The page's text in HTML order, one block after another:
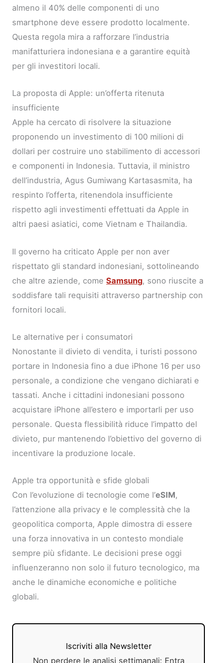
almeno il 40% delle componenti di uno
smartphone deve essere prodotto localmente.
Questa regola mira a rafforzare l’industria
manifatturiera indonesiana e a garantire equità
per gli investitori locali.
La proposta di Apple: un’offerta ritenuta
insufficiente
Apple ha cercato di risolvere la situazione
proponendo un investimento di 100 milioni di
dollari per costruire uno stabilimento di accessori
e componenti in Indonesia. Tuttavia, il ministro
dell’industria, Agus Gumiwang Kartasasmita, ha
respinto l’offerta, ritenendola insufficiente
rispetto agli investimenti effettuati da Apple in
altri paesi asiatici, come Vietnam e Thailandia.
Il governo ha criticato Apple per non aver
rispettato gli standard indonesiani, sottolineando
che altre aziende, comeSamsung, sono riuscite a
soddisfare tali requisiti attraverso partnership con
fornitori locali.
Le alternative per i consumatori
Nonostante il divieto di vendita, i turisti possono
portare in Indonesia fino a due iPhone 16 per uso
personale, a condizione che vengano dichiarati e
tassati. Anche i cittadini indonesiani possono
acquistare iPhone all’estero e importarli per uso
personale. Questa flessibilità riduce l’impatto del
divieto, pur mantenendo l’obiettivo del governo di
incentivare la produzione locale.
Apple tra opportunità e sfide globali
Con l’evoluzione di tecnologie come l’eSIM,
l’attenzione alla privacy e le complessità che la
geopolitica comporta, Apple dimostra di essere
una forza innovativa in un contesto mondiale
sempre più sfidante. Le decisioni prese oggi
influenzeranno non solo il futuro tecnologico, ma
anche le dinamiche economiche e politiche
globali.
Iscriviti alla Newsletter
Non perdere le analisi settimanali: Entra